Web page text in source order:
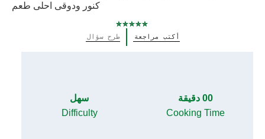
كنور ودوقى احلى طعم
يتم
أكتب مراجعة طرح سؤال
00 دقيقة
Cooking Time
سهل
Difficulty